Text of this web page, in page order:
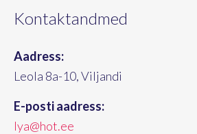
Kontaktandmed
Aadress:
Leola 8a-10, Viljandi
E-posti aadress:
lya@hot.ee